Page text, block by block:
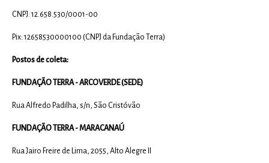
CNPJ: 12.658.530/0001-00
Pix: 12658530000100 (CNPJ da Fundação Terra)
Postos de coleta:
FUNDAÇÃO TERRA - ARCOVERDE (SEDE)
Rua Alfredo Padilha, s/n, São Cristóvão
FUNDAÇÃO TERRA - MARACANAÚ
Rua Jairo Freire de Lima, 2055, Alto Alegre II